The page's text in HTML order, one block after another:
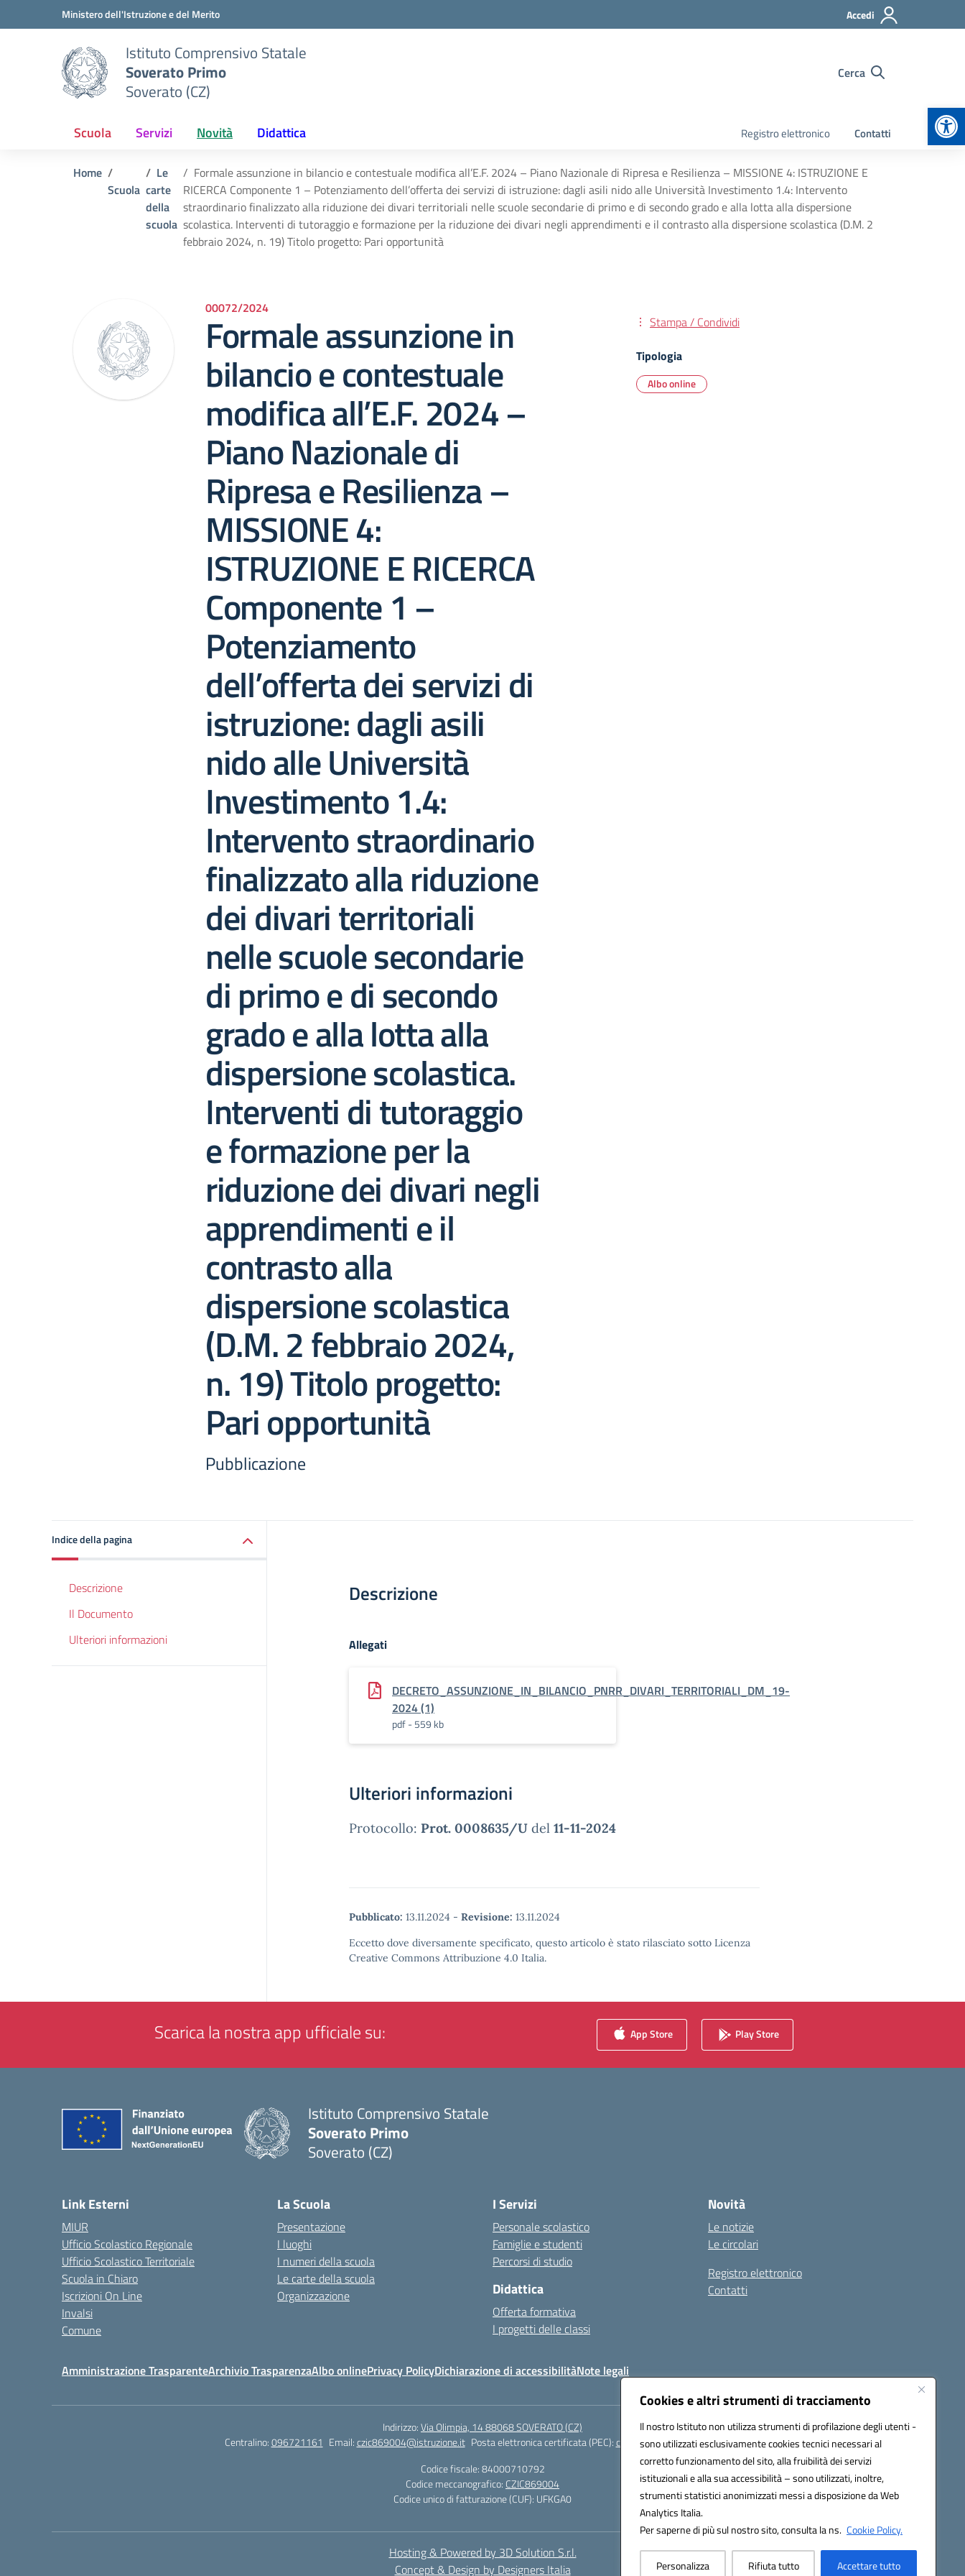
Cookies e altri strumenti di tracciamento
Il nostro Istituto non utilizza strumenti di profilazione degli utenti -
sono utilizzati esclusivamente cookies tecnici necessari al
corretto funzionamento del sito, alla fruibilità dei servizi
istituzionali e alla sua accessibilità – sono utilizzati, inoltre,
strumenti statistici anonimizzati messi a disposizione da Web
Analytics Italia.
Per saperne di più sul nostro sito, consulta la ns. Cookie Policy.
Personalizza Rifiuta tutto Accettare tutto
Vai ai contenuti
Vai al menu di navigazioneMinistero dell'Istruzione e del Merito Accedi
Istituto Comprensivo Statale
Soverato Primo
Soverato (CZ)
Cerca
Scuola Servizi Novità Didattica Registro elettronico Contatti
Home
Scuola
Le
carte
della
scuola
Formale assunzione in bilancio e contestuale modifica all’E.F. 2024 – Piano Nazionale di Ripresa e Resilienza – MISSIONE 4: ISTRUZIONE E
RICERCA Componente 1 – Potenziamento dell’offerta dei servizi di istruzione: dagli asili nido alle Università Investimento 1.4: Intervento
straordinario finalizzato alla riduzione dei divari territoriali nelle scuole secondarie di primo e di secondo grado e alla lotta alla dispersione
scolastica. Interventi di tutoraggio e formazione per la riduzione dei divari negli apprendimenti e il contrasto alla dispersione scolastica (D.M. 2
febbraio 2024, n. 19) Titolo progetto: Pari opportunità
00072/2024
Formale assunzione in
bilancio e contestuale
modifica all’E.F. 2024 –
Piano Nazionale di
Ripresa e Resilienza –
MISSIONE 4:
ISTRUZIONE E RICERCA
Componente 1 –
Potenziamento
dell’offerta dei servizi di
istruzione: dagli asili
nido alle Università
Investimento 1.4:
Intervento straordinario
finalizzato alla riduzione
dei divari territoriali
nelle scuole secondarie
di primo e di secondo
grado e alla lotta alla
dispersione scolastica.
Interventi di tutoraggio
e formazione per la
riduzione dei divari negli
apprendimenti e il
contrasto alla
dispersione scolastica
(D.M. 2 febbraio 2024,
n. 19) Titolo progetto:
Pari opportunità
Pubblicazione
Stampa / Condividi
Tipologia
Albo online
Indice della pagina
Descrizione
Il Documento
Ulteriori informazioni
Descrizione
Allegati
DECRETO_ASSUNZIONE_IN_BILANCIO_PNRR_DIVARI_TERRITORIALI_DM_19-
2024 (1)
pdf - 559 kb
Ulteriori informazioni
Protocollo: Prot. 0008635/U del 11-11-2024
Pubblicato: 13.11.2024 - Revisione: 13.11.2024
Eccetto dove diversamente specificato, questo articolo è stato rilasciato sotto Licenza
Creative Commons Attribuzione 4.0 Italia.
Scarica la nostra app ufficiale su: App Store Play Store
Istituto Comprensivo Statale
Soverato Primo
Soverato (CZ)
Link Esterni
MIUR
Ufficio Scolastico Regionale
Ufficio Scolastico Territoriale
Scuola in Chiaro
Iscrizioni On Line
Invalsi
Comune
La Scuola
Presentazione
I luoghi
I numeri della scuola
Le carte della scuola
Organizzazione
I Servizi
Personale scolastico
Famiglie e studenti
Percorsi di studio
Didattica
Offerta formativa
I progetti delle classi
Novità
Le notizie
Le circolari
Registro elettronico
Contatti
Amministrazione TrasparenteArchivio TrasparenzaAlbo onlinePrivacy PolicyDichiarazione di accessibilitàNote legali
Indirizzo:Via Olimpia, 14 88068 SOVERATO (CZ)
Centralino:096721161 Email:czic869004@istruzione.it Posta elettronica certificata (PEC):czic869004@pec.istruzione.it
Codice fiscale: 84000710792
Codice meccanografico: CZIC869004
Codice unico di fatturazione (CUF): UFKGA0
Hosting & Powered by 3D Solution S.r.l.
Concept & Design by Designers Italia